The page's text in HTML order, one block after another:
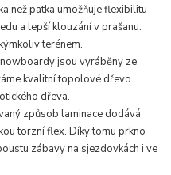
než patka umožňuje flexibilitu
a lepší klouzání v prašanu.
terénem.
jsou vyráběny ze
kvalitní topolové dřevo
dřeva.
způsob laminace dodává
torzní flex. Díky tomu prkno
zábavy na sjezdovkách i ve